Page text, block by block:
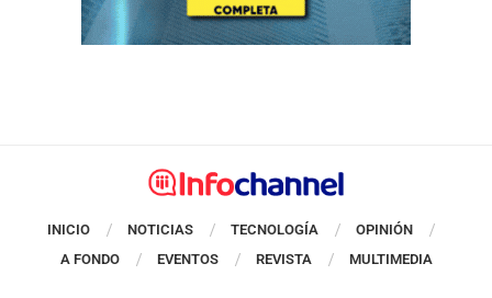
INICIO NOTICIAS TECNOLOGÍA
OPINIÓN
A FONDO
EVENTOS REVISTA MULTIMEDIA